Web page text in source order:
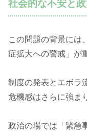
社会的な不安と
この問題の背景には
症拡大への警戒」が
制度の発表とエボラ
危機感はさらに強ま
政治の場では「緊急